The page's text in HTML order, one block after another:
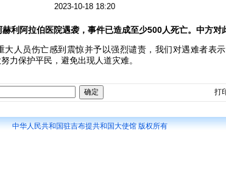
2023-10-18 18:20
利阿拉伯医院遇袭，事件已造成至少500人死亡。中方对
大人员伤亡感到震惊并予以强烈谴责，我们对遇难者表
力保护平民，避免出现人道灾难。
打
中华人民共和国驻吉布提共和国大使馆 版权所有